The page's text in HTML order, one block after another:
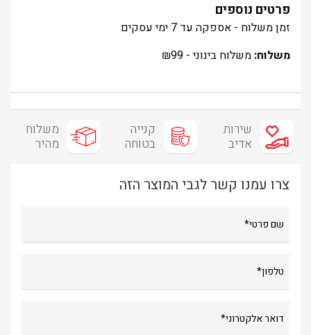
פרטים נוספים
זמן משלוח - אספקה עד 7 ימי עסקים
משלוח: משלוח בינוני - ₪99
שירות
אדיב
קנייה
בטוחה
משלוח
מהיר
צרו עמנו קשר לגבי המוצר הזה